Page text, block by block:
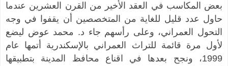
بعض المكاسب في العقد الأخير من القرن العشرين عندما
حاول عدد قليل للغاية من المتخصصين أن يقفوا في وجه
التحول العمراني، وعلى رأسهم جاء د. محمد عوض ليضع
لأول مرة قائمة للتراث العمراني بالإسكندرية أتمها عام
1999، ونجح بعدها في اقناع محافظ المدينة بتطبيقها